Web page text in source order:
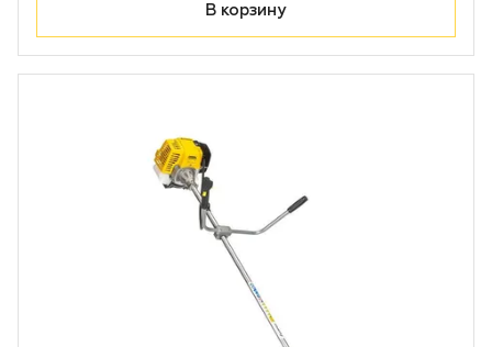
В корзину